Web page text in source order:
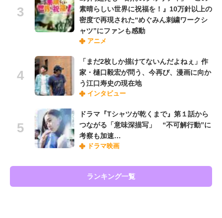
素晴らしい世界に祝福を！』10万針以上の
密度で再現された“めぐみん刺繍ワークシ
ャツ”にファンも感動
アニメ
「まだ2枚しか描けてないんだよねぇ」作
家・樋口毅宏が問う、今再び、漫画に向か
う江口寿史の現在地
インタビュー
ドラマ『Tシャツが乾くまで』第１話から
つながる「意味深描写」 “不可解行動”に
考察も加速…
ドラマ映画
ランキング一覧